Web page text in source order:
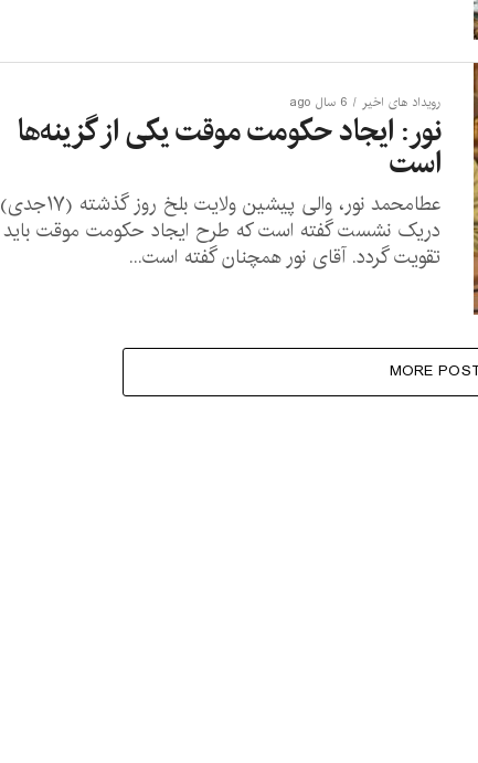
رویداد های اخیر 6 سال ago
نور: ایجاد حکومت موقت یکی از گزینه‌ها
است
عطامحمد نور، والی پیشین ولایت بلخ روز گذشته (۱۷جدی)
دریک نشست گفته است که طرح ایجاد حکومت موقت باید
تقویت گردد. آقای نور همچنان گفته است...
MORE